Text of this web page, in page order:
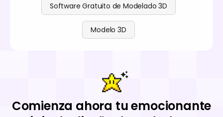
Software Gratuito de Modelado 3D
Modelo 3D
Comienza ahora tu emocionante